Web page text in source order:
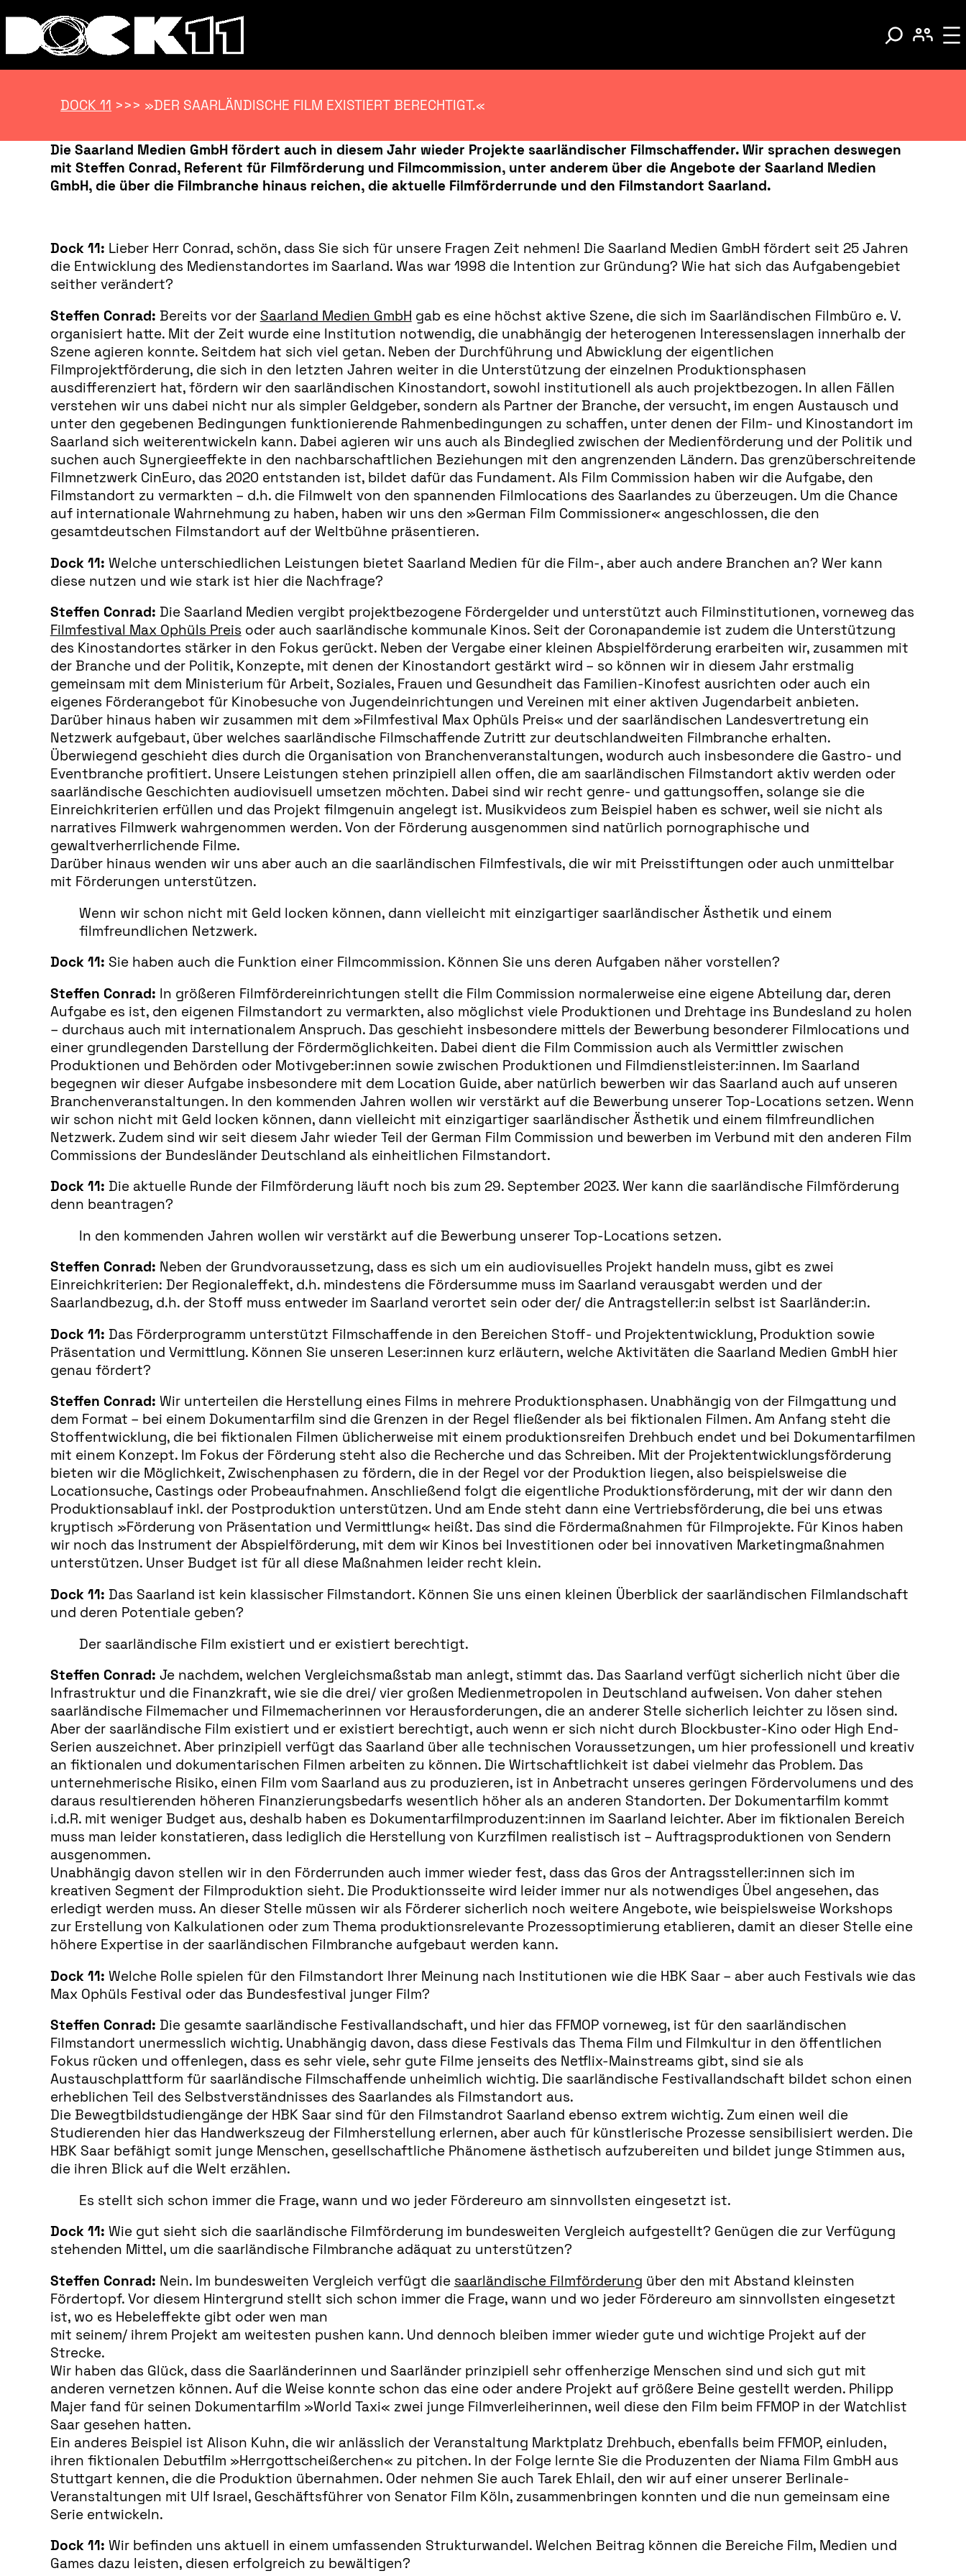
DOCK 11 >>> »DER SAARLÄNDISCHE FILM EXISTIERT BERECHTIGT.«
Die Saarland Medien GmbH fördert auch in diesem Jahr wieder Projekte saarländischer Filmschaffender. Wir sprachen deswegen
mit Steffen Conrad, Referent für Filmförderung und Filmcommission, unter anderem über die Angebote der Saarland Medien
GmbH, die über die Filmbranche hinaus reichen, die aktuelle Filmförderrunde und den Filmstandort Saarland.
Dock 11: Lieber Herr Conrad, schön, dass Sie sich für unsere Fragen Zeit nehmen! Die Saarland Medien GmbH fördert seit 25 Jahren
die Entwicklung des Medienstandortes im Saarland. Was war 1998 die Intention zur Gründung? Wie hat sich das Aufgabengebiet
seither verändert?
Steffen Conrad: Bereits vor der Saarland Medien GmbH gab es eine höchst aktive Szene, die sich im Saarländischen Filmbüro e. V.
organisiert hatte. Mit der Zeit wurde eine Institution notwendig, die unabhängig der heterogenen Interessenslagen innerhalb der
Szene agieren konnte. Seitdem hat sich viel getan. Neben der Durchführung und Abwicklung der eigentlichen
Filmprojektförderung, die sich in den letzten Jahren weiter in die Unterstützung der einzelnen Produktionsphasen
ausdifferenziert hat, fördern wir den saarländischen Kinostandort, sowohl institutionell als auch projektbezogen. In allen Fällen
verstehen wir uns dabei nicht nur als simpler Geldgeber, sondern als Partner der Branche, der versucht, im engen Austausch und
unter den gegebenen Bedingungen funktionierende Rahmenbedingungen zu schaffen, unter denen der Film- und Kinostandort im
Saarland sich weiterentwickeln kann. Dabei agieren wir uns auch als Bindeglied zwischen der Medienförderung und der Politik und
suchen auch Synergieeffekte in den nachbarschaftlichen Beziehungen mit den angrenzenden Ländern. Das grenzüberschreitende
Filmnetzwerk CinEuro, das 2020 entstanden ist, bildet dafür das Fundament. Als Film Commission haben wir die Aufgabe, den
Filmstandort zu vermarkten – d.h. die Filmwelt von den spannenden Filmlocations des Saarlandes zu überzeugen. Um die Chance
auf internationale Wahrnehmung zu haben, haben wir uns den »German Film Commissioner« angeschlossen, die den
gesamtdeutschen Filmstandort auf der Weltbühne präsentieren.
Dock 11: Welche unterschiedlichen Leistungen bietet Saarland Medien für die Film-, aber auch andere Branchen an? Wer kann
diese nutzen und wie stark ist hier die Nachfrage?
Steffen Conrad: Die Saarland Medien vergibt projektbezogene Fördergelder und unterstützt auch Filminstitutionen, vorneweg das
Filmfestival Max Ophüls Preis oder auch saarländische kommunale Kinos. Seit der Coronapandemie ist zudem die Unterstützung
des Kinostandortes stärker in den Fokus gerückt. Neben der Vergabe einer kleinen Abspielförderung erarbeiten wir, zusammen mit
der Branche und der Politik, Konzepte, mit denen der Kinostandort gestärkt wird – so können wir in diesem Jahr erstmalig
gemeinsam mit dem Ministerium für Arbeit, Soziales, Frauen und Gesundheit das Familien-Kinofest ausrichten oder auch ein
eigenes Förderangebot für Kinobesuche von Jugendeinrichtungen und Vereinen mit einer aktiven Jugendarbeit anbieten.
Darüber hinaus haben wir zusammen mit dem »Filmfestival Max Ophüls Preis« und der saarländischen Landesvertretung ein
Netzwerk aufgebaut, über welches saarländische Filmschaffende Zutritt zur deutschlandweiten Filmbranche erhalten.
Überwiegend geschieht dies durch die Organisation von Branchenveranstaltungen, wodurch auch insbesondere die Gastro- und
Eventbranche profitiert. Unsere Leistungen stehen prinzipiell allen offen, die am saarländischen Filmstandort aktiv werden oder
saarländische Geschichten audiovisuell umsetzen möchten. Dabei sind wir recht genre- und gattungsoffen, solange sie die
Einreichkriterien erfüllen und das Projekt filmgenuin angelegt ist. Musikvideos zum Beispiel haben es schwer, weil sie nicht als
narratives Filmwerk wahrgenommen werden. Von der Förderung ausgenommen sind natürlich pornographische und
gewaltverherrlichende Filme.
Darüber hinaus wenden wir uns aber auch an die saarländischen Filmfestivals, die wir mit Preisstiftungen oder auch unmittelbar
mit Förderungen unterstützen.
Wenn wir schon nicht mit Geld locken können, dann vielleicht mit einzigartiger saarländischer Ästhetik und einem
filmfreundlichen Netzwerk.
Dock 11: Sie haben auch die Funktion einer Filmcommission. Können Sie uns deren Aufgaben näher vorstellen?
Steffen Conrad: In größeren Filmfördereinrichtungen stellt die Film Commission normalerweise eine eigene Abteilung dar, deren
Aufgabe es ist, den eigenen Filmstandort zu vermarkten, also möglichst viele Produktionen und Drehtage ins Bundesland zu holen
– durchaus auch mit internationalem Anspruch. Das geschieht insbesondere mittels der Bewerbung besonderer Filmlocations und
einer grundlegenden Darstellung der Fördermöglichkeiten. Dabei dient die Film Commission auch als Vermittler zwischen
Produktionen und Behörden oder Motivgeber:innen sowie zwischen Produktionen und Filmdienstleister:innen. Im Saarland
begegnen wir dieser Aufgabe insbesondere mit dem Location Guide, aber natürlich bewerben wir das Saarland auch auf unseren
Branchenveranstaltungen. In den kommenden Jahren wollen wir verstärkt auf die Bewerbung unserer Top-Locations setzen. Wenn
wir schon nicht mit Geld locken können, dann vielleicht mit einzigartiger saarländischer Ästhetik und einem filmfreundlichen
Netzwerk. Zudem sind wir seit diesem Jahr wieder Teil der German Film Commission und bewerben im Verbund mit den anderen Film
Commissions der Bundesländer Deutschland als einheitlichen Filmstandort.
Dock 11: Die aktuelle Runde der Filmförderung läuft noch bis zum 29. September 2023. Wer kann die saarländische Filmförderung
denn beantragen?
In den kommenden Jahren wollen wir verstärkt auf die Bewerbung unserer Top-Locations setzen.
Steffen Conrad: Neben der Grundvoraussetzung, dass es sich um ein audiovisuelles Projekt handeln muss, gibt es zwei
Einreichkriterien: Der Regionaleffekt, d.h. mindestens die Fördersumme muss im Saarland verausgabt werden und der
Saarlandbezug, d.h. der Stoff muss entweder im Saarland verortet sein oder der/ die Antragsteller:in selbst ist Saarländer:in.
Dock 11: Das Förderprogramm unterstützt Filmschaffende in den Bereichen Stoff- und Projektentwicklung, Produktion sowie
Präsentation und Vermittlung. Können Sie unseren Leser:innen kurz erläutern, welche Aktivitäten die Saarland Medien GmbH hier
genau fördert?
Steffen Conrad: Wir unterteilen die Herstellung eines Films in mehrere Produktionsphasen. Unabhängig von der Filmgattung und
dem Format – bei einem Dokumentarfilm sind die Grenzen in der Regel fließender als bei fiktionalen Filmen. Am Anfang steht die
Stoffentwicklung, die bei fiktionalen Filmen üblicherweise mit einem produktionsreifen Drehbuch endet und bei Dokumentarfilmen
mit einem Konzept. Im Fokus der Förderung steht also die Recherche und das Schreiben. Mit der Projektentwicklungsförderung
bieten wir die Möglichkeit, Zwischenphasen zu fördern, die in der Regel vor der Produktion liegen, also beispielsweise die
Locationsuche, Castings oder Probeaufnahmen. Anschließend folgt die eigentliche Produktionsförderung, mit der wir dann den
Produktionsablauf inkl. der Postproduktion unterstützen. Und am Ende steht dann eine Vertriebsförderung, die bei uns etwas
kryptisch »Förderung von Präsentation und Vermittlung« heißt. Das sind die Fördermaßnahmen für Filmprojekte. Für Kinos haben
wir noch das Instrument der Abspielförderung, mit dem wir Kinos bei Investitionen oder bei innovativen Marketingmaßnahmen
unterstützen. Unser Budget ist für all diese Maßnahmen leider recht klein.
Dock 11: Das Saarland ist kein klassischer Filmstandort. Können Sie uns einen kleinen Überblick der saarländischen Filmlandschaft
und deren Potentiale geben?
Der saarländische Film existiert und er existiert berechtigt.
Steffen Conrad: Je nachdem, welchen Vergleichsmaßstab man anlegt, stimmt das. Das Saarland verfügt sicherlich nicht über die
Infrastruktur und die Finanzkraft, wie sie die drei/ vier großen Medienmetropolen in Deutschland aufweisen. Von daher stehen
saarländische Filmemacher und Filmemacherinnen vor Herausforderungen, die an anderer Stelle sicherlich leichter zu lösen sind.
Aber der saarländische Film existiert und er existiert berechtigt, auch wenn er sich nicht durch Blockbuster-Kino oder High End-
Serien auszeichnet. Aber prinzipiell verfügt das Saarland über alle technischen Voraussetzungen, um hier professionell und kreativ
an fiktionalen und dokumentarischen Filmen arbeiten zu können. Die Wirtschaftlichkeit ist dabei vielmehr das Problem. Das
unternehmerische Risiko, einen Film vom Saarland aus zu produzieren, ist in Anbetracht unseres geringen Fördervolumens und des
daraus resultierenden höheren Finanzierungsbedarfs wesentlich höher als an anderen Standorten. Der Dokumentarfilm kommt
i.d.R. mit weniger Budget aus, deshalb haben es Dokumentarfilmproduzent:innen im Saarland leichter. Aber im fiktionalen Bereich
muss man leider konstatieren, dass lediglich die Herstellung von Kurzfilmen realistisch ist – Auftragsproduktionen von Sendern
ausgenommen.
Unabhängig davon stellen wir in den Förderrunden auch immer wieder fest, dass das Gros der Antragssteller:innen sich im
kreativen Segment der Filmproduktion sieht. Die Produktionsseite wird leider immer nur als notwendiges Übel angesehen, das
erledigt werden muss. An dieser Stelle müssen wir als Förderer sicherlich noch weitere Angebote, wie beispielsweise Workshops
zur Erstellung von Kalkulationen oder zum Thema produktionsrelevante Prozessoptimierung etablieren, damit an dieser Stelle eine
höhere Expertise in der saarländischen Filmbranche aufgebaut werden kann.
Dock 11: Welche Rolle spielen für den Filmstandort Ihrer Meinung nach Institutionen wie die HBK Saar – aber auch Festivals wie das
Max Ophüls Festival oder das Bundesfestival junger Film?
Steffen Conrad: Die gesamte saarländische Festivallandschaft, und hier das FFMOP vorneweg, ist für den saarländischen
Filmstandort unermesslich wichtig. Unabhängig davon, dass diese Festivals das Thema Film und Filmkultur in den öffentlichen
Fokus rücken und offenlegen, dass es sehr viele, sehr gute Filme jenseits des Netflix-Mainstreams gibt, sind sie als
Austauschplattform für saarländische Filmschaffende unheimlich wichtig. Die saarländische Festivallandschaft bildet schon einen
erheblichen Teil des Selbstverständnisses des Saarlandes als Filmstandort aus.
Die Bewegtbildstudiengänge der HBK Saar sind für den Filmstandrot Saarland ebenso extrem wichtig. Zum einen weil die
Studierenden hier das Handwerkszeug der Filmherstellung erlernen, aber auch für künstlerische Prozesse sensibilisiert werden. Die
HBK Saar befähigt somit junge Menschen, gesellschaftliche Phänomene ästhetisch aufzubereiten und bildet junge Stimmen aus,
die ihren Blick auf die Welt erzählen.
Es stellt sich schon immer die Frage, wann und wo jeder Fördereuro am sinnvollsten eingesetzt ist.
Dock 11: Wie gut sieht sich die saarländische Filmförderung im bundesweiten Vergleich aufgestellt? Genügen die zur Verfügung
stehenden Mittel, um die saarländische Filmbranche adäquat zu unterstützen?
Steffen Conrad: Nein. Im bundesweiten Vergleich verfügt die saarländische Filmförderung über den mit Abstand kleinsten
Fördertopf. Vor diesem Hintergrund stellt sich schon immer die Frage, wann und wo jeder Fördereuro am sinnvollsten eingesetzt
ist, wo es Hebeleffekte gibt oder wen man
mit seinem/ ihrem Projekt am weitesten pushen kann. Und dennoch bleiben immer wieder gute und wichtige Projekt auf der
Strecke.
Wir haben das Glück, dass die Saarländerinnen und Saarländer prinzipiell sehr offenherzige Menschen sind und sich gut mit
anderen vernetzen können. Auf die Weise konnte schon das eine oder andere Projekt auf größere Beine gestellt werden. Philipp
Majer fand für seinen Dokumentarfilm »World Taxi« zwei junge Filmverleiherinnen, weil diese den Film beim FFMOP in der Watchlist
Saar gesehen hatten.
Ein anderes Beispiel ist Alison Kuhn, die wir anlässlich der Veranstaltung Marktplatz Drehbuch, ebenfalls beim FFMOP, einluden,
ihren fiktionalen Debutfilm »Herrgottscheißerchen« zu pitchen. In der Folge lernte Sie die Produzenten der Niama Film GmbH aus
Stuttgart kennen, die die Produktion übernahmen. Oder nehmen Sie auch Tarek Ehlail, den wir auf einer unserer Berlinale-
Veranstaltungen mit Ulf Israel, Geschäftsführer von Senator Film Köln, zusammenbringen konnten und die nun gemeinsam eine
Serie entwickeln.
Dock 11: Wir befinden uns aktuell in einem umfassenden Strukturwandel. Welchen Beitrag können die Bereiche Film, Medien und
Games dazu leisten, diesen erfolgreich zu bewältigen?